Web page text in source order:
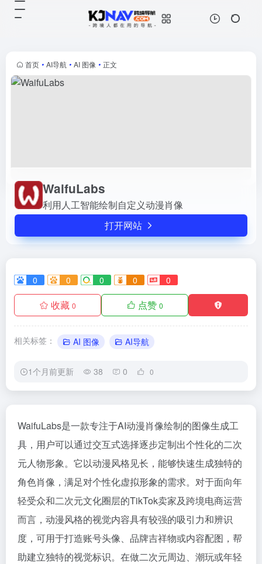
首页 • AI导航 • AI 图像 • 正文
WaifuLabs
利用人工智能绘制自定义动漫肖像
打开网站
0 0 0 0 0
收藏 0 点赞 0
相关标签： AI 图像 AI导航
1个月前更新 38 0 0
WaifuLabs是一款专注于AI动漫肖像绘制的图像生成工
具，用户可以通过交互式选择逐步定制出个性化的二次
元人物形象。它以动漫风格见长，能够快速生成独特的
角色肖像，满足对个性化虚拟形象的需求。对于面向年
轻受众和二次元文化圈层的TikTok卖家及跨境电商运营
而言，动漫风格的视觉内容具有较强的吸引力和辨识
度，可用于打造账号头像、品牌吉祥物或内容配图，帮
助建立独特的视觉标识。在做二次元周边、潮玩或年轻